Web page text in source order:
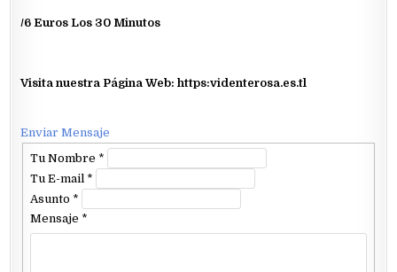
/6 Euros Los 30 Minutos
Visita nuestra Página Web: https:videnterosa.es.tl
Enviar Mensaje
Tu Nombre *
Tu E-mail *
Asunto *
Mensaje *